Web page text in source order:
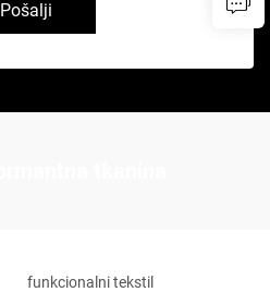
Pošalji
funkcionalni tekstil